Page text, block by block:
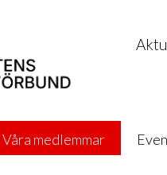
Våra medlemmar